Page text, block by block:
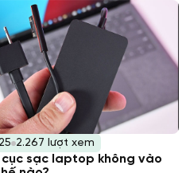
2.267 lượt xem
cục sạc laptop không vào